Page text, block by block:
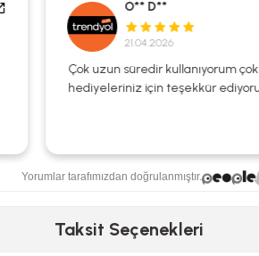
O** D**
21.04.2026
Çok uzun süredir kullanıyorum çok memnunum
hediyeleriniz için teşekkür ediyorum ❤️🌺
Yorumlar tarafımızdan doğrulanmıştır.
Taksit Seçenekleri